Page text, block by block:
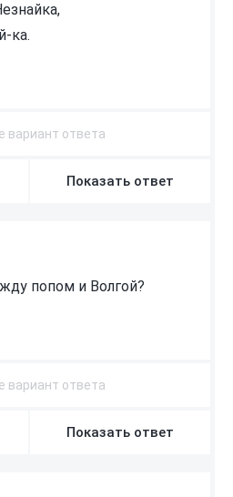
ка.
Показать ответ
попом и Волгой?
Показать ответ